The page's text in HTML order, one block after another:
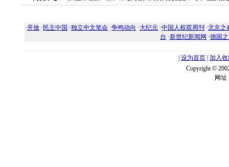
·开放 · 民主中国 ·独立中文笔会 ·争鸣动向 ·大纪元 ·中国人权双周刊 ·北京之
台 ·新世纪新闻网 ·德国
设为首页 加入
Copyright ©
网址